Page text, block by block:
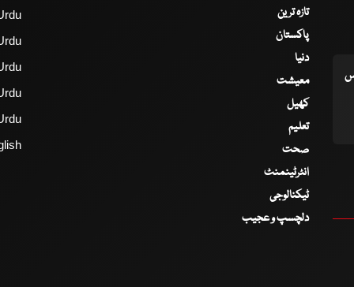
تازہ ترین
پاکستان
دنیا
معیشت
کھیل
تعلیم
صحت
انٹرٹینمنٹ
ٹیکنالوجی
دلچسپ و عجیب